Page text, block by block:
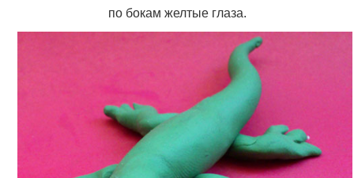
по бокам желтые глаза.